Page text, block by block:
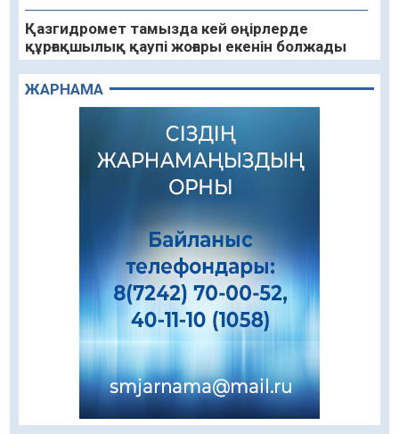
Қазгидромет тамызда кей өңірлерде
құрғақшылық қаупі жоғары екенін болжады
05.08.2026 77 0
Алғашқы цифрлық жасанды интеллект
құралдарының таныстырылымы өтті
05.08.2026
«Қайрат» Чемпиондар лигасының іріктеуінде
«Левскиге» есе жіберді
«Ұлттық нақыш – заманауи панно» атты
шеберлік сағаты өтті
Цифрландыру саласын дамыту аясында
салынатын жаңа орталықтың жобасы
талқыланды
05.08.2026
ЖАРНАМА